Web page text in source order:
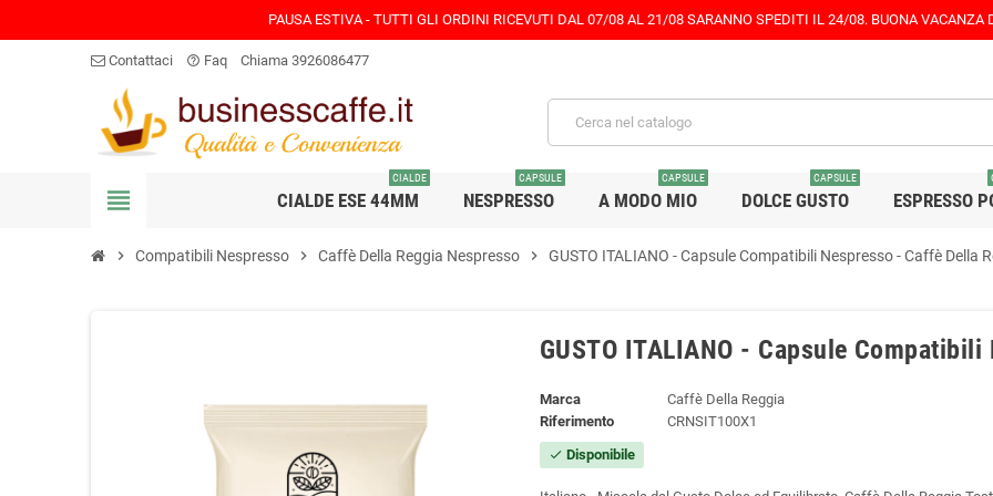
PAUSA ESTIVA - TUTTI GLI ORDINI RICEVUTI DAL 07/08 AL 21/08 SARANNO SPEDITI IL 24/08. BUONA VACANZA
Contattaci help_outline Faq Chiama 3926086477
view_headline CIALDE ESE 44MM
CIALDE
NESPRESSO
CAPSULE
A MODO MIO
CAPSULE
DOLCE GUSTO
CAPSULE
ESPRESSO
chevron_right Compatibili Nespresso chevron_right Caffè Della Reggia Nespresso chevron_right GUSTO ITALIANO - Capsule Compatibili Nespresso - Caffè Della
GUSTO ITALIANO - Capsule
Marca
Caffè Della Reggia
Riferimento
CRNSIT100X1
check Disponibile